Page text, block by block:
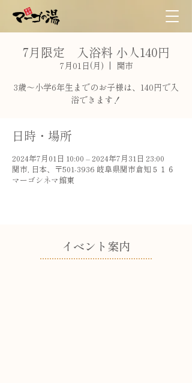
7月限定 入浴料 小人140円
7月01日(月)
  |
関市
3歳〜小学6年生までのお子様は、140円で入
浴できます！
日時・場所
2024年7月01日 10:00 – 2024年7月31日 23:00
関市, 日本、〒501-3936 岐阜県関市倉知５１６
マーゴシネマ館東
​イベント案内